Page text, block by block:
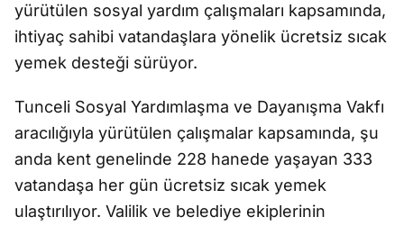
yürütülen sosyal yardım çalışmaları kapsamında,
ihtiyaç sahibi vatandaşlara yönelik ücretsiz sıcak
yemek desteği sürüyor.
Tunceli Sosyal Yardımlaşma ve Dayanışma Vakfı
aracılığıyla yürütülen çalışmalar kapsamında, şu
anda kent genelinde 228 hanede yaşayan 333
vatandaşa her gün ücretsiz sıcak yemek
ulaştırılıyor. Valilik ve belediye ekiplerinin